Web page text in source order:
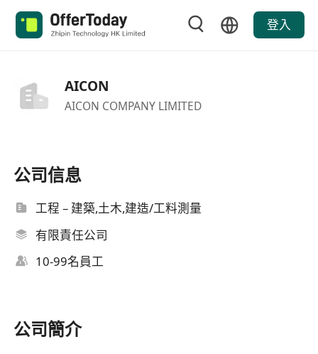
登入
AICON
AICON COMPANY LIMITED
公司信息
工程 – 建築,土木,建造/工料測量
有限責任公司
10-99名員工
公司簡介